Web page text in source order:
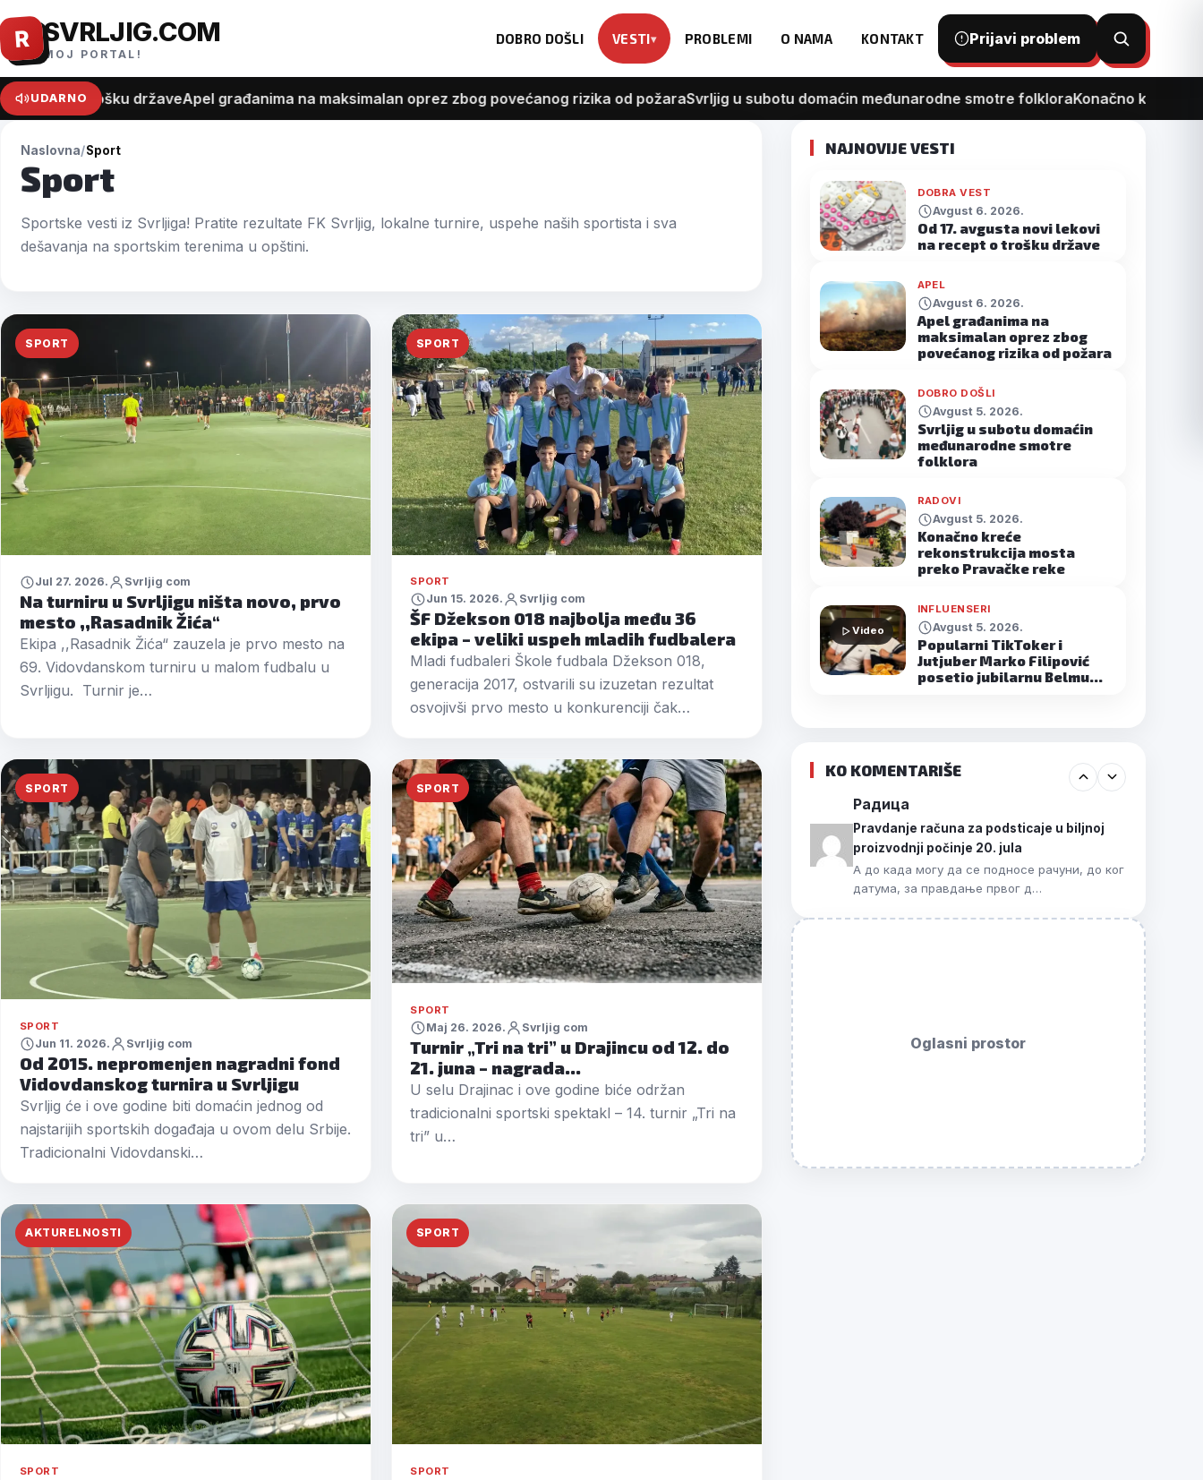
Pređi
na
sadržaj
R SVRLJIG.COM
MOJ PORTAL!
DOBRO DOŠLI VESTI PROBLEMI O NAMA KONTAKT Prijavi problem
Otvori
pretragu
UDARNO
o trošku državeApel građanima na maksimalan oprez zbog povećanog rizika od požaraSvrljig u subotu domaćin međunarodne smotre folkloraKonačno kreće
Naslovna Sport
Sport
Sportske vesti iz Svrljiga! Pratite rezultate FK Svrljig, lokalne turnire, uspehe naših sportista i sva
dešavanja na sportskim terenima u opštini.
SPORT
Jul 27. 2026. Svrljig com
Na turniru u Svrljigu ništa novo, prvo
mesto ,,Rasadnik Žića“
Ekipa ,,Rasadnik Žića“ zauzela je prvo mesto na
69. Vidovdanskom turniru u malom fudbalu u
Svrljigu. Turnir je…
SPORT
SPORT
Jun 15. 2026. Svrljig com
ŠF Džekson 018 najbolja među 36
ekipa – veliki uspeh mladih fudbalera
Mladi fudbaleri Škole fudbala Džekson 018,
generacija 2017, ostvarili su izuzetan rezultat
osvojivši prvo mesto u konkurenciji čak…
SPORT
SPORT
Jun 11. 2026. Svrljig com
Od 2015. nepromenjen nagradni fond
Vidovdanskog turnira u Svrljigu
Svrljig će i ove godine biti domaćin jednog od
najstarijih sportskih događaja u ovom delu Srbije.
Tradicionalni Vidovdanski…
SPORT
SPORT
Maj 26. 2026. Svrljig com
Turnir „Tri na tri” u Drajincu od 12. do
21. juna – nagrada…
U selu Drajinac i ove godine biće održan
tradicionalni sportski spektakl – 14. turnir „Tri na
tri” u…
AKTURELNOSTI
SPORT
SPORT
SPORT
NAJNOVIJE VESTI
DOBRA VEST
Avgust 6. 2026.
Od 17. avgusta novi lekovi
na recept o trošku države
APEL
Avgust 6. 2026.
Apel građanima na
maksimalan oprez zbog
povećanog rizika od požara
DOBRO DOŠLI
Avgust 5. 2026.
Svrljig u subotu domaćin
međunarodne smotre
folklora
RADOVI
Avgust 5. 2026.
Konačno kreće
rekonstrukcija mosta
preko Pravačke reke
Video
INFLUENSERI
Avgust 5. 2026.
Popularni TikToker i
Jutjuber Marko Filipović
posetio jubilarnu Belmu…
KO KOMENTARIŠE
Радица
Pravdanje računa za podsticaje u biljnoj
proizvodnji počinje 20. jula
А до када могу да се подносе рачуни, до ког
датума, за правдање првог д…
Oglasni prostor